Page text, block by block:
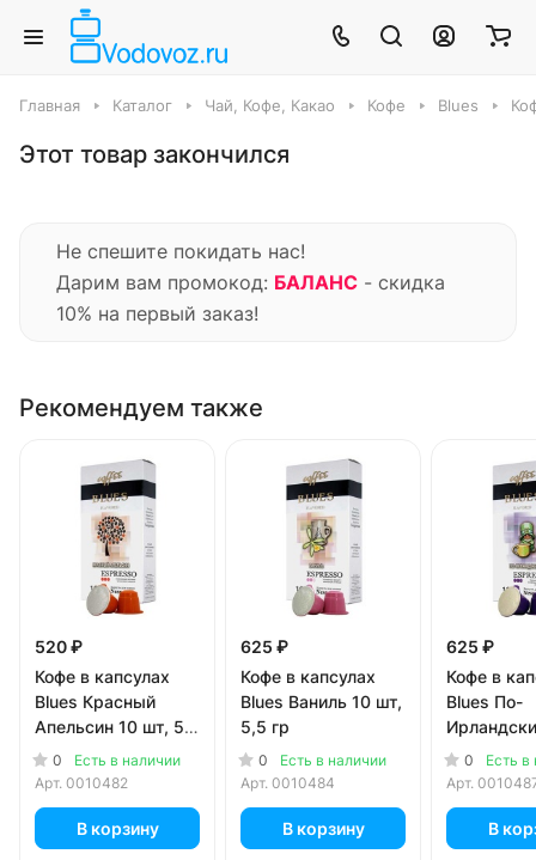
Главная Каталог Чай, Кофе, Какао Кофе Blues
Этот товар закончился
Не спешите покидать нас!
Дарим вам промокод: БАЛАНС - скидка
10% на первый заказ!
Рекомендуем также
520 ₽
Кофе в капсулах
Blues Красный
Апельсин 10 шт, 5,5
гр 0
Есть в наличии
Арт. 0010482
В корзину
625 ₽
Кофе в капсулах
Blues Ваниль 10 шт,
5,5 гр
0
Есть в наличии
Арт. 0010484
В корзину
625 ₽
Кофе в
Blues По-
5,5 гр
0
Есть в
Арт.
В